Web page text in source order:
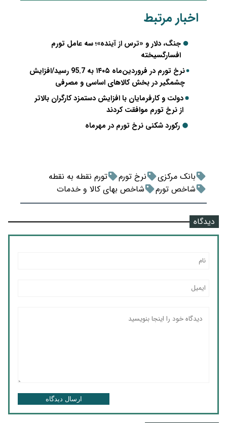
اخبار مرتبط
جنگ، دلار و «ترس از آینده»؛ سه عامل تورم
افسارگسیخته
نرخ تورم در فروردین‌ماه ۱۴۰۵ به 95.7 رسید/افزایش
چشمگیر در بخش کالاهای اساسی و مصرفی
دولت و کارفرمایان با افزایش دستمزد کارگران بالاتر
از نرخ تورم موافقت کردند
رکورد شکنی نرخ تورم در مهرماه
بانک مرکزی نرخ تورم
تورم نقطه به نقطه
شاخص تورم
شاخص بهای کالا و خدمات
دیدگاه
ارسال دیدگاه